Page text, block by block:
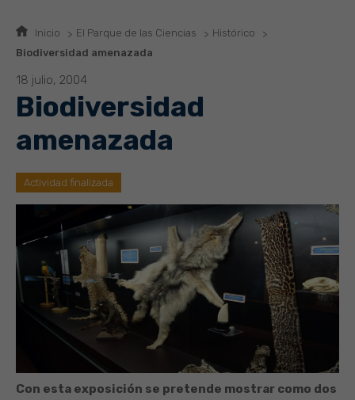
Inicio El Parque de las Ciencias
Histórico
Biodiversidad amenazada
18 julio, 2004
Biodiversidad
amenazada
Actividad finalizada
Con esta exposición se pretende mostrar como dos